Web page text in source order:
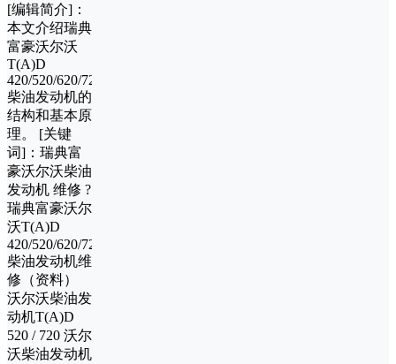
[编辑简介]：
本文介绍瑞典
富豪沃尔沃
T(A)D
420/520/620/720GE/VE
柴油发动机的
结构和基本原
理。 [关键
词]：瑞典富
豪沃尔沃柴油
发动机 维修 ?
瑞典富豪沃尔
沃T(A)D
420/520/620/720GE/VE
柴油发动机维
修（资料）
沃尔沃柴油发
动机T(A)D
520 / 720 沃尔
沃柴油发动机